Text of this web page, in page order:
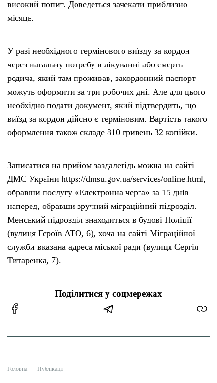
високий попит. Доведеться зачекати приблизно
місяць.
У разі необхідного термінового виїзду за кордон
через нагальну потребу в лікуванні або смерть
родича, який там проживав, закордонний паспорт
можуть оформити за три робочих дні. Але для цього
необхідно подати документ, який підтвердить, що
виїзд за кордон дійсно є терміновим. Вартість такого
оформлення також складе 810 гривень 32 копійки.
Записатися на прийом заздалегідь можна на сайті
ДМС України https://dmsu.gov.ua/services/online.html,
обравши послугу «Електронна черга» за 15 днів
наперед, обравши зручний міграційний підрозділ.
Менський підрозділ знаходиться в будові Поліції
(вулиця Героїв АТО, 6), хоча на сайті Міграційної
служби вказана адреса міської ради (вулиця Сергія
Титаренка, 7).
Поділитися у соцмережах
Головна Публікації